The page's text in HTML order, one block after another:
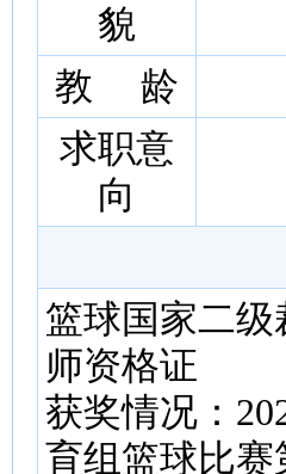
貌
教 龄
求职意
向
篮球国家二
师资格证
获奖情况：
育组篮球比赛